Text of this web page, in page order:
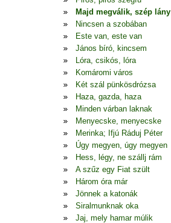
Majd megválik, szép lány
Nincsen a szobában
Este van, este van
János bíró, kincsem
Lóra, csikós, lóra
Komáromi város
Két szál pünkösdrózsa
Haza, gazda, haza
Minden várban laknak
Menyecske, menyecske
Merinka; Ifjú Ráduj Péter
Úgy megyen, úgy megyen
Hess, légy, ne szállj rám
A szűz egy Fiat szült
Három óra már
Jönnek a katonák
Siralmunknak oka
Jaj, mely hamar múlik